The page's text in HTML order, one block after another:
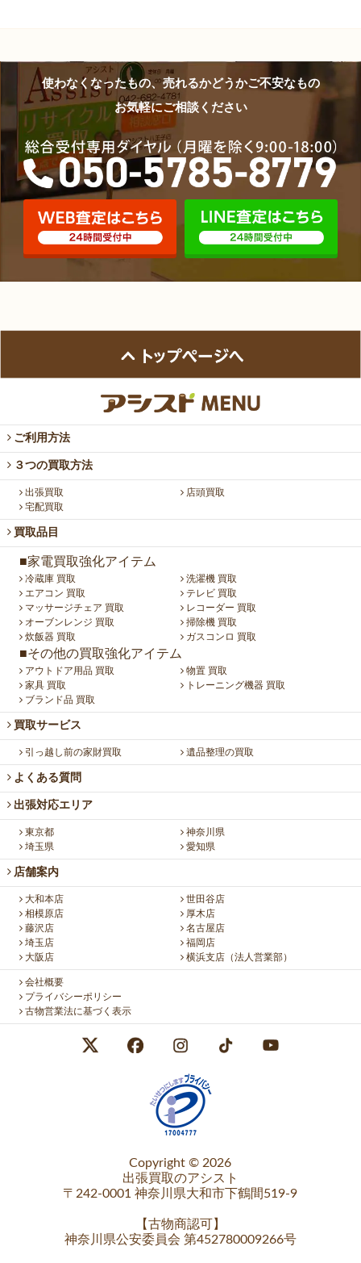
使わなくなったもの、売れるかどうかご不安なもの
お気軽にご相談ください
ご利用方法
３つの買取方法
出張買取
店頭買取
宅配買取
買取品目
■家電買取強化アイテム
冷蔵庫 買取
洗濯機 買取
エアコン 買取
テレビ 買取
マッサージチェア 買取
レコーダー 買取
オーブンレンジ 買取
掃除機 買取
炊飯器 買取
ガスコンロ 買取
■その他の買取強化アイテム
アウトドア用品 買取
物置 買取
家具 買取
トレーニング機器 買取
ブランド品 買取
買取サービス
引っ越し前の家財買取 遺品整理の買取
よくある質問
出張対応エリア
東京都
神奈川県
埼玉県
愛知県
店舗案内
大和本店
世田谷店
相模原店
厚木店
藤沢店
名古屋店
埼玉店
福岡店
大阪店
横浜支店（法人営業部）
会社概要
プライバシーポリシー
古物営業法に基づく表示
Copyright © 2026
出張買取のアシスト
〒242-0001 神奈川県大和市下鶴間519-9
【古物商認可
】
神奈川県公安委員会 第452780009266号